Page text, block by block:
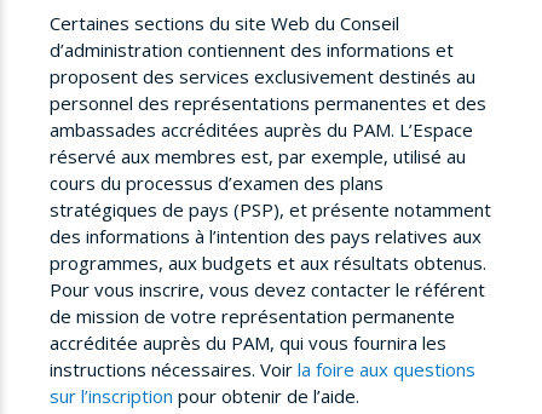
Certaines sections du site Web du Conseil
d’administration contiennent des informations et
proposent des services exclusivement destinés au
personnel des représentations permanentes et des
ambassades accréditées auprès du PAM. L’Espace
réservé aux membres est, par exemple, utilisé au
cours du processus d’examen des plans
stratégiques de pays (PSP), et présente notamment
des informations à l’intention des pays relatives aux
programmes, aux budgets et aux résultats obtenus.
Pour vous inscrire, vous devez contacter le référent
de mission de votre représentation permanente
accréditée auprès du PAM, qui vous fournira les
instructions nécessaires. Voir la foire aux questions
sur l’inscription pour obtenir de l’aide.